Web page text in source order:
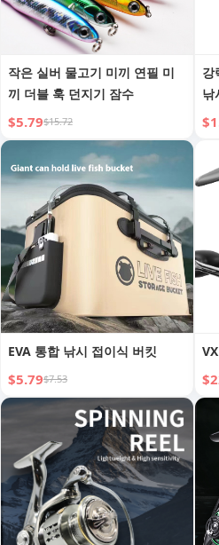
작은 실버 물고기 미끼 연필 미
끼 더블 훅 던지기 잠수
$5.79$15.72
강
낚
트
EVA 통합 낚시 접이식 버킷
$5.79$7.53